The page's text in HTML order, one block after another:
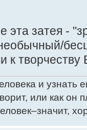
эта затея -
к творчеству
и узнать
или как он